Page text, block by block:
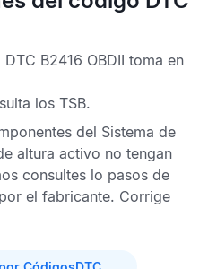
B2416 OBDII toma en
los TSB.
del Sistema de
altura activo no tengan
consultes lo pasos de
el fabricante. Corrige